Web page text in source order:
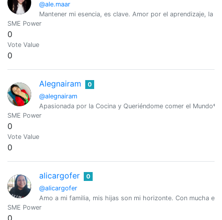
@ale.maar
Mantener mi esencia, es clave. Amor por el aprendizaje, la
SME Power
0
Vote Value
0
Alegnairam
@alegnairam
0
Apasionada por la Cocina y Queriéndome comer el
SME Power
0
Vote Value
0
alicargofer
@alicargofer
0
Amo a mi familia, mis hijas son mi horizonte. Con mucha
SME Power
0